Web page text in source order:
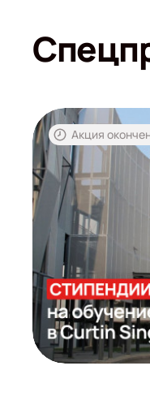
Акция